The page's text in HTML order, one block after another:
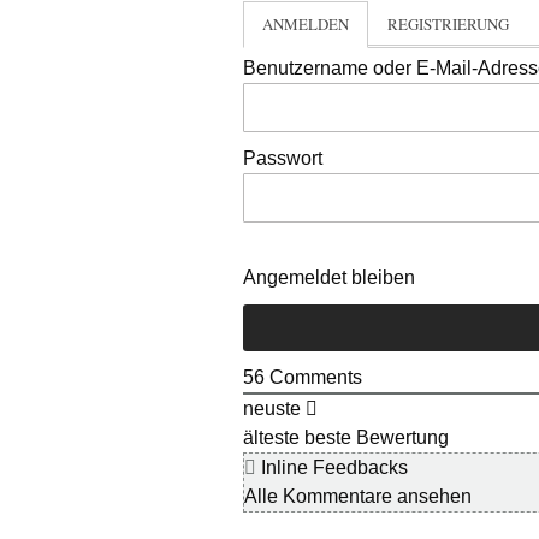
ANMELDEN REGISTRIERUNG
Benutzername oder E-Mail-
Passwort
Angemeldet bleiben
56 Comments
neuste
älteste beste Bewertung
Inline Feedbacks
Alle Kommentare ansehen